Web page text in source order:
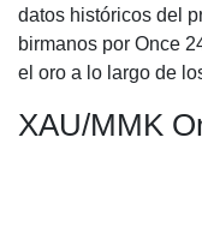
datos históricos del
birmanos por Once
el oro a lo largo de
XAU/MMK